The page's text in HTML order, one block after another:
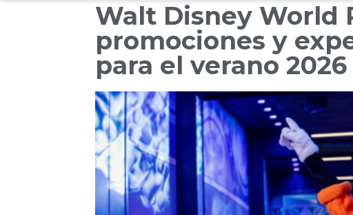
Walt Disney World
promociones y
para el verano 2026